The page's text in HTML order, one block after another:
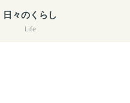
日々のくらし
Life